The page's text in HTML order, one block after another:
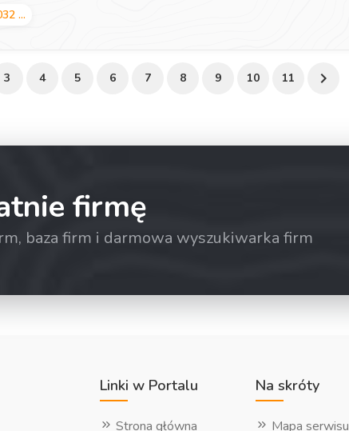
...
3 4 5 6 7 8 9 10 11
firmę
baza firm i darmowa wyszukiwarka firm
Linki w Portalu
Strona główna
Na skróty
Mapa serwisu